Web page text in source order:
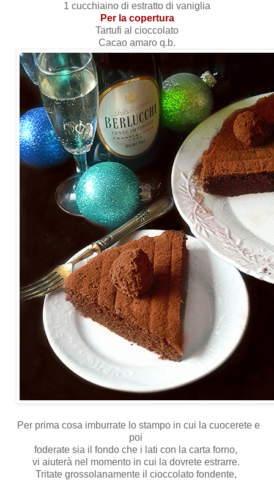
1 cucchiaino di estratto di vaniglia
Per la copertura
Tartufi al cioccolato
Cacao amaro q.b.
Per prima cosa imburrate lo stampo in cui la cuocerete e
poi
foderate sia il fondo che i lati con la carta forno,
vi aiuterà nel momento in cui la dovrete estrarre.
Tritate grossolanamente il cioccolato fondente,